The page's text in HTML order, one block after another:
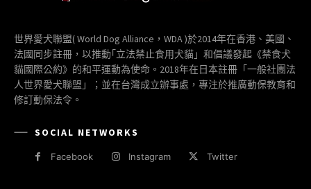
世界愛犬聯盟( World Dog Alliance，WDA )於2014年在香港、美國、
法國同步註冊，以推動｢立法禁止食用犬貓」和倡議發起《禁食犬
貓國際公約》的和平運動為使命。2018年在日本註冊「一般社團法
人世界愛犬聯盟」；並在台灣成立辦事處，專注於推廣動保教育和
修訂動保法令。
SOCIAL NETWORKS
Facebook Instagram Twitter